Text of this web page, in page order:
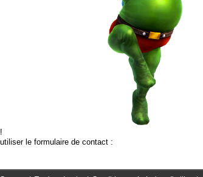
le formulaire de contact :